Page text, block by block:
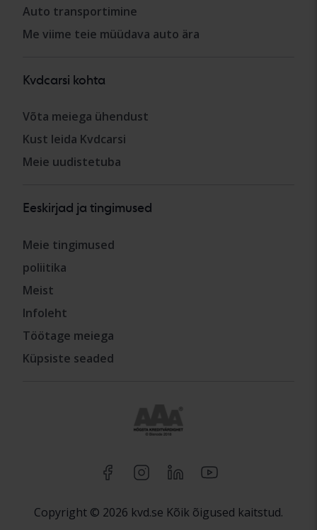
Auto transportimine
Me viime teie müüdava auto ära
Kvdcarsi kohta
Võta meiega ühendust
Kust leida Kvdcarsi
Meie uudistetuba
Eeskirjad ja tingimused
Meie tingimused
poliitika
Meist
Infoleht
Töötage meiega
Küpsiste seaded
Copyright © 2026 kvd.se Kõik õigused kaitstud.